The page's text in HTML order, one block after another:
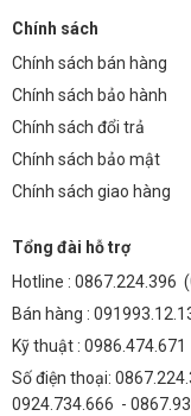
Chính sách
Chính sách bán hàng
Chính sách bảo hành
Chính sách đổi trả
Chính sách bảo mật
Chính sách giao hàng
Tổng đài hỗ trợ
Hotline : 0867.224.396
Bán hàng :
Kỹ thuật : 0986.474.671
Số điện thoại:
0924.734.666 -